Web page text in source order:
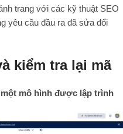
trang với các kỹ thuật SEO
yêu cầu đầu ra đã sửa đổi
kiểm tra lại mã
mô hình được lập trình